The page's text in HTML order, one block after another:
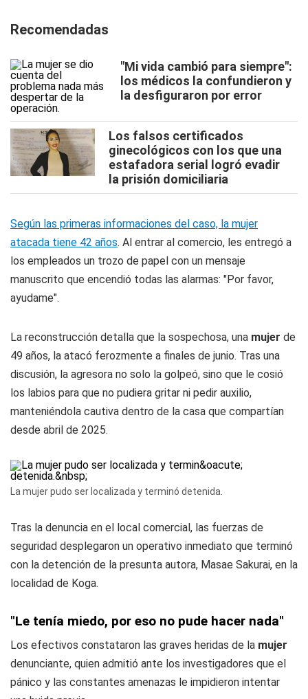
Recomendadas
"Mi vida cambió para siempre":
los médicos la confundieron y
la desfiguraron por error
Los falsos certificados
ginecológicos con los que una
estafadora serial logró evadir
la prisión domiciliaria
Según las primeras informaciones del caso, la mujer
atacada tiene 42 años. Al entrar al comercio, les entregó a
los empleados un trozo de papel con un mensaje
manuscrito que encendió todas las alarmas: "Por favor,
ayudame".
La reconstrucción detalla que la sospechosa, una mujer de
49 años, la atacó ferozmente a finales de junio. Tras una
discusión, la agresora no solo la golpeó, sino que le cosió
los labios para que no pudiera gritar ni pedir auxilio,
manteniéndola cautiva dentro de la casa que compartían
desde abril de 2025.
La mujer pudo ser localizada y terminó detenida.
Tras la denuncia en el local comercial, las fuerzas de
seguridad desplegaron un operativo inmediato que terminó
con la detención de la presunta autora, Masae Sakurai, en la
localidad de Koga.
"Le tenía miedo, por eso no pude hacer nada"
Los efectivos constataron las graves heridas de la mujer
denunciante, quien admitió ante los investigadores que el
pánico y las constantes amenazas le impidieron intentar